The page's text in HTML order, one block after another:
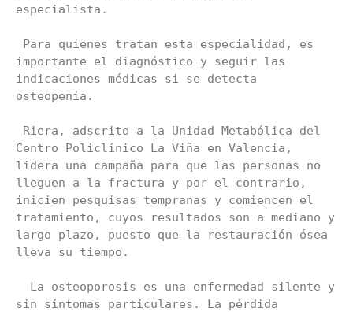
especialista.
importante el diagnóstico y seguir las
indicaciones médicas si se detecta
osteopenia.
Centro Policlínico La Viña en Valencia,
lidera una campaña para que las personas no
lleguen a la fractura y por el contrario,
inicien pesquisas tempranas y comiencen el
tratamiento, cuyos resultados son a mediano y
largo plazo, puesto que la restauración ósea
lleva su tiempo.
sin síntomas particulares. La pérdida